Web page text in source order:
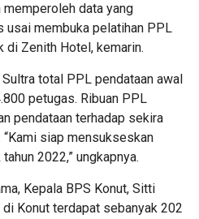
data yang
usai membuka pelatihan PPL
di Zenith Hotel, kemarin.
total PPL pendataan awal
petugas. Ribuan PPL
pendataan terhadap sekira
siap mensukseskan
2022,” ungkapnya.
Kepala BPS Konut, Sitti
Konut terdapat sebanyak 202